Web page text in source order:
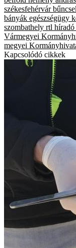
székesfehérvár
bányák egészségügy
szombathely rtl híradó
Vármegyei
megyei
Kapcsolódó cikkek